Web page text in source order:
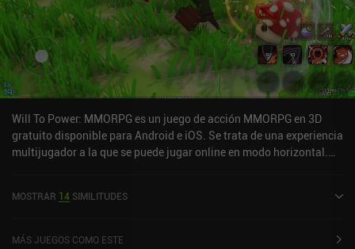
Will To Power: MMORPG es un juego de acción MMORPG en 3D
gratuito disponible para Android e iOS. Se trata de una experiencia
multijugador a la que se puede jugar online en modo horizontal.
en la App Store de iOS.
MOSTRAR 14 SIMILITUDES
MÁS JUEGOS COMO ESTE